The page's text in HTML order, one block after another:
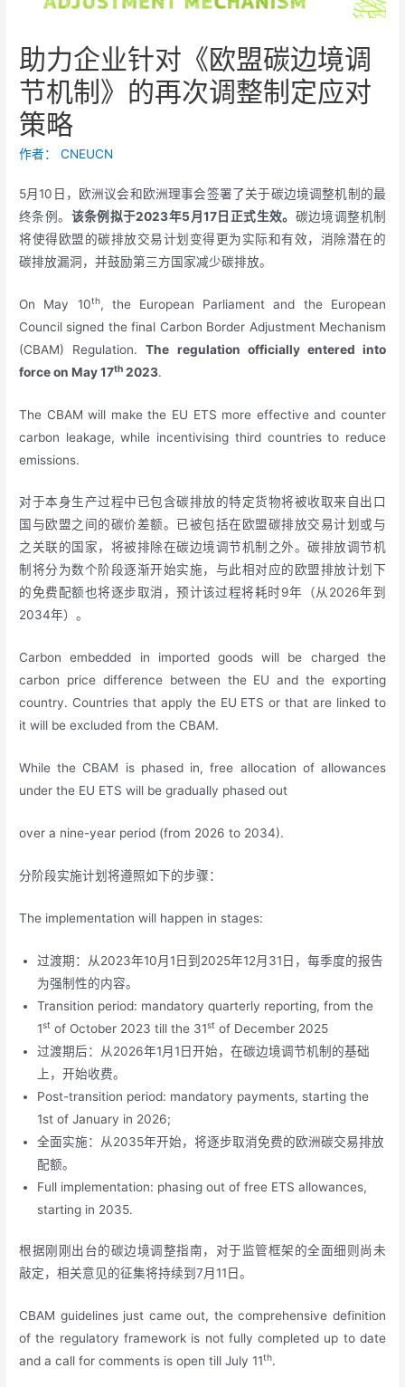
助力企业针对《欧盟碳边境调
节机制》的再次调整制定应对
策略
作者： CNEUCN
5月10日，欧洲议会和欧洲理事会签署了关于碳边境调整机制的最
终条例。 该条例拟于2023年5 月17 日正式生效。 碳边境调整机制
将使得欧盟的碳排放交易计划变得更为实际和有效，消除潜在的
碳排放漏洞，并鼓励第三方国家减少碳排放。
On May 10th, the European Parliament and the European
Council signed the final Carbon Border Adjustment Mechanism
(CBAM) Regulation.The regulation officially entered into
force on May 17th 2023.
The CBAM will make the EU ETS more effective and counter
carbon leakage, while incentivising third countries to reduce
emissions.
对于本身生产过程中已包含碳排放的特定货物将被收取来自出口
国与欧盟之间的碳价差额。已被包括在欧盟碳排放交易计划或与
之关联的国家，将被排除在碳边境调节机制之外。碳排放调节机
制将分为数个阶段逐渐开始实施，与此相对应的欧盟排放计划下
的免费配额也将逐步取消，预计该过程将耗时9年（从2026年到
2034年）。
Carbon embedded in imported goods will be charged the
carbon price difference between the EU and the exporting
country. Countries that apply the EU ETS or that are linked to
it will be excluded from the CBAM.
While the CBAM is phased in, free allocation of allowances
under the EU ETS will be gradually phased out
over a nine-year period (from 2026 to 2034).
分阶段实施计划将遵照如下的步骤：
The implementation will happen in stages:
过渡期：从2023年10月1日到2025年12月31日，每季度的报告
为强制性的内容。
Transition period: mandatory quarterly reporting, from the
1st of October 2023 till the 31st of December 2025
过渡期后：从2026年1月1日开始，在碳边境调节机制的基础
上，开始收费。
Post-transition period: mandatory payments, starting the
1st of January in 2026;
全面实施：从2035年开始，将逐步取消免费的欧洲碳交易排放
配额。
Full implementation: phasing out of free ETS allowances,
starting in 2035.
根据刚刚出台的碳边境调整指南，对于监管框架的全面细则尚未
敲定，相关意见的征集将持续到7月11日。
CBAM guidelines just came out, the comprehensive definition
of the regulatory framework is not fully completed up to date
and a call for comments is open till July 11th.